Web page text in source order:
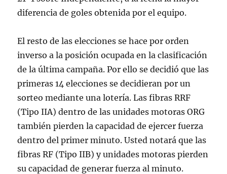
diferencia de goles obtenida por el equipo.
El resto de las elecciones se hace por orden
inverso a la posición ocupada en la clasificación
de la última campaña. Por ello se decidió que las
primeras 14 elecciones se decidieran por un
sorteo mediante una lotería. Las fibras RRF
(Tipo IIA) dentro de las unidades motoras ORG
también pierden la capacidad de ejercer fuerza
dentro del primer minuto. Usted notará que las
fibras RF (Tipo IIB) y unidades motoras pierden
su capacidad de generar fuerza al minuto.